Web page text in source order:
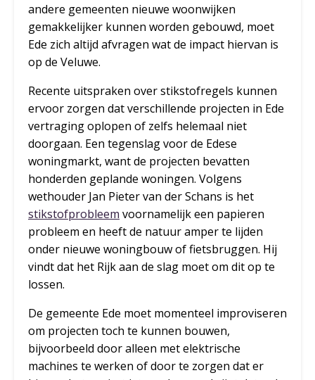
andere gemeenten nieuwe woonwijken
gemakkelijker kunnen worden gebouwd, moet
Ede zich altijd afvragen wat de impact hiervan is
op de Veluwe.
Recente uitspraken over stikstofregels kunnen
ervoor zorgen dat verschillende projecten in Ede
vertraging oplopen of zelfs helemaal niet
doorgaan. Een tegenslag voor de Edese
woningmarkt, want de projecten bevatten
honderden geplande woningen. Volgens
wethouder Jan Pieter van der Schans is het
stikstofprobleem voornamelijk een papieren
probleem en heeft de natuur amper te lijden
onder nieuwe woningbouw of fietsbruggen. Hij
vindt dat het Rijk aan de slag moet om dit op te
lossen.
De gemeente Ede moet momenteel improviseren
om projecten toch te kunnen bouwen,
bijvoorbeeld door alleen met elektrische
machines te werken of door te zorgen dat er